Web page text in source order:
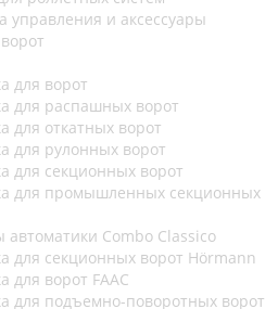
управления и аксессуары
для ворот
для распашных ворот
для откатных ворот
для рулонных ворот
для секционных ворот
для промышленных секционных
автоматики Combo Classico
для секционных ворот Hörmann
для ворот FAAC
для подъемно-поворотных ворот